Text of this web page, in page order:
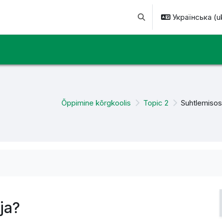
ПереключитиУкраїнська
Õppimine kõrgkoolis Topic 2